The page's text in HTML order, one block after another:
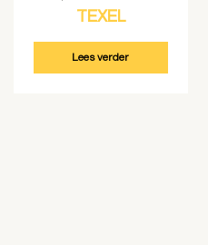
TEXEL
Lees verder